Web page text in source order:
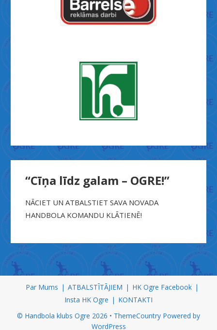
“Cīņa līdz galam – OGRE!”
NĀCIET UN ATBALSTIET SAVA NOVADA
HANDBOLA KOMANDU KLĀTIENĒ!
X
س
Par Mums ATBALSTĪTĀJIEM
HK Ogre Facebook
Insta HK Ogre
KONTAKTI
© Handbola klubs Ogre 2026 • ThemeCountry Powered by
WordPress